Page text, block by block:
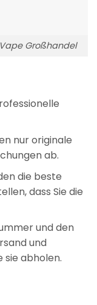
Großhandel
nur originale
ab.
die beste
dass Sie die
und den
und
sie abholen.